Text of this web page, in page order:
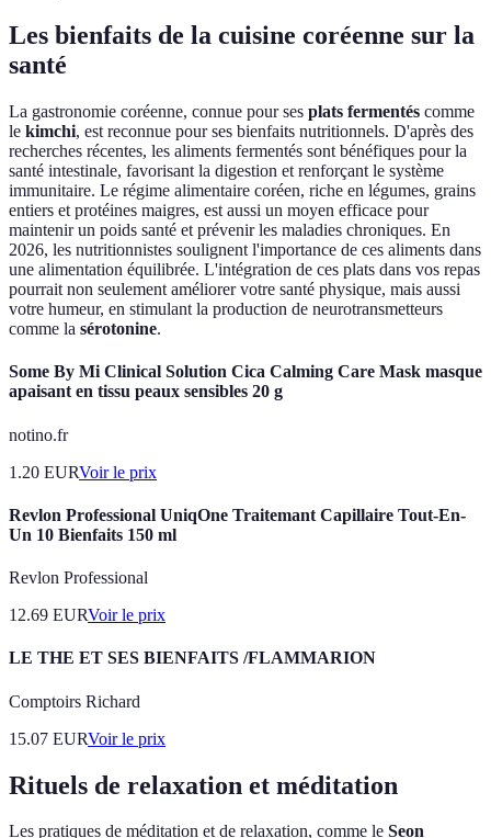
Les bienfaits de la cuisine coréenne sur la
santé
La gastronomie coréenne, connue pour ses plats fermentés comme
le kimchi, est reconnue pour ses bienfaits nutritionnels. D'après des
recherches récentes, les aliments fermentés sont bénéfiques pour la
santé intestinale, favorisant la digestion et renforçant le système
immunitaire. Le régime alimentaire coréen, riche en légumes, grains
entiers et protéines maigres, est aussi un moyen efficace pour
maintenir un poids santé et prévenir les maladies chroniques. En
2026, les nutritionnistes soulignent l'importance de ces aliments dans
une alimentation équilibrée. L'intégration de ces plats dans vos repas
pourrait non seulement améliorer votre santé physique, mais aussi
votre humeur, en stimulant la production de neurotransmetteurs
comme la sérotonine.
Some By Mi Clinical Solution Cica Calming Care Mask masque
apaisant en tissu peaux sensibles 20 g
notino.fr
1.20 EURVoir le prix
Revlon Professional UniqOne Traitemant Capillaire Tout-En-
Un 10 Bienfaits 150 ml
Revlon Professional
12.69 EURVoir le prix
LE THE ET SES BIENFAITS /FLAMMARION
Comptoirs Richard
15.07 EURVoir le prix
Rituels de relaxation et méditation
Les pratiques de méditation et de relaxation, comme le Seon